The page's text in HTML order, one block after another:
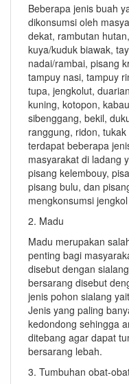
Beberapa jenis buah
dikonsumsi oleh
dekat, rambutan
kuya/kuduk biawak,
nadai/rambai, pisang
tampuy nasi, tampuy
tupa, jengkolut,
kuning, kotopon,
sibenggang, bekil,
ranggung, ridon,
terdapat beberapa
masyarakat di ladang
pisang kelembouy,
pisang bulu, dan
mengkonsumsi
2. Madu
Madu merupakan
penting bagi
disebut dengan
bersarang disebut
jenis pohon sialang
Jenis yang paling
kedondong sehingga
ditebang agar dapat
bersarang lebah.
3. Tumbuhan obat-